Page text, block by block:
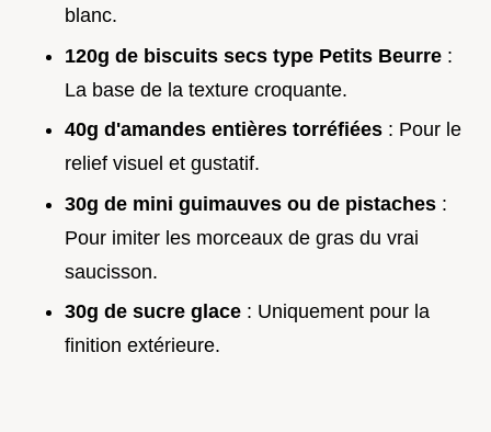
blanc.
120g de biscuits secs type Petits Beurre :
La base de la texture croquante.
40g d'amandes entières torréfiées : Pour le
relief visuel et gustatif.
30g de mini guimauves ou de pistaches :
Pour imiter les morceaux de gras du vrai
saucisson.
30g de sucre glace : Uniquement pour la
finition extérieure.